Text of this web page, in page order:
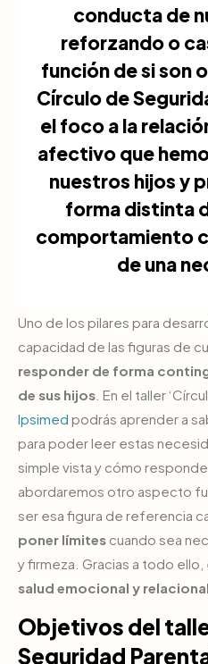
conducta de
reforzando o
función de si son
Círculo de
el foco a la
afectivo que
nuestros hijos y
forma distinta
comportamiento
de una
Uno de los pilares para
capacidad de las figuras de
responder de forma
de sus hijos . En el taller
Ipsimed podrás aprender a
para poder leer estas
simple vista y cómo
abordaremos otro aspecto
ser esa figura de referencia
poner límites cuando sea
y firmeza. Gracias a todo
salud emocional y relacional
Objetivos del
Seguridad